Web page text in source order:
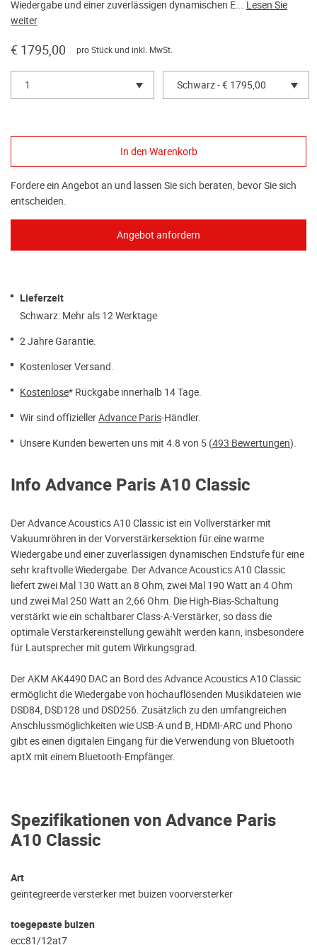
Wiedergabe und einer zuverlässigen dynamischen E... Lesen Sie
weiter
€ 1795,00 pro Stück und inkl. MwSt.
1 Schwarz - € 1795,00
Fordere ein Angebot an und lassen Sie sich beraten, bevor Sie sich
entscheiden.
Lieferzeit
Schwarz: Mehr als 12 Werktage
2 Jahre Garantie.
Kostenloser Versand.
Kostenlose* Rückgabe innerhalb 14 Tage.
Wir sind offiziellerAdvance Paris-Händler.
Unsere Kunden bewerten uns mit 4.8 von 5 (493 Bewertungen).
Spezifikationen von Advance Paris
A10 Classic
Art
geïntegreerde versterker met buizen voorversterker
toegepaste buizen
ecc81/12at7
Info Advance Paris A10 Classic
Der Advance Acoustics A10 Classic ist ein Vollverstärker mit
Vakuumröhren in der Vorverstärkersektion für eine warme
Wiedergabe und einer zuverlässigen dynamischen Endstufe für eine
sehr kraftvolle Wiedergabe. Der Advance Acoustics A10 Classic
liefert zwei Mal 130 Watt an 8 Ohm, zwei Mal 190 Watt an 4 Ohm
und zwei Mal 250 Watt an 2,66 Ohm. Die High-Bias-Schaltung
verstärkt wie ein schaltbarer Class-A-Verstärker, so dass die
optimale Verstärkereinstellung gewählt werden kann, insbesondere
für Lautsprecher mit gutem Wirkungsgrad.
Der AKM AK4490 DAC an Bord des Advance Acoustics A10 Classic
ermöglicht die Wiedergabe von hochauflösenden Musikdateien wie
DSD84, DSD128 und DSD256. Zusätzlich zu den umfangreichen
Anschlussmöglichkeiten wie USB-A und B, HDMI-ARC und Phono
gibt es einen digitalen Eingang für die Verwendung von Bluetooth
aptX mit einem Bluetooth-Empfänger.